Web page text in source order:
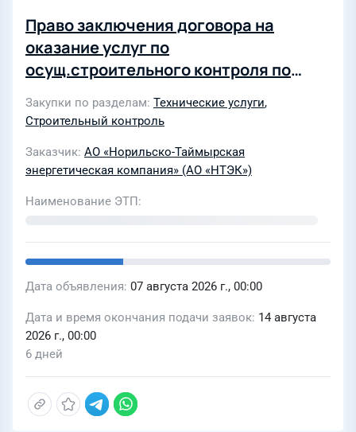
Право заключения договора на
оказание услуг по
осущ.строительного контроля по
&quot;Таймырский&quot;. Вскрытие,
богатых руд С-3 и С-4 и всех запасов
&quot;медистых&quot; и
&quot;вкрапленных руд&quot;. ГПП-35
Закупки по разделам Технические услуги,
Строительный контроль
Заказчик АО «Норильско-Таймырская
энергетическая компания» (АО «НТЭК»)
Наименование ЭТП
Дата объявления 07 августа 2026 г., 00:00
Дата и время окончания подачи заявок 14 августа
2026 г., 00:00
6 дней